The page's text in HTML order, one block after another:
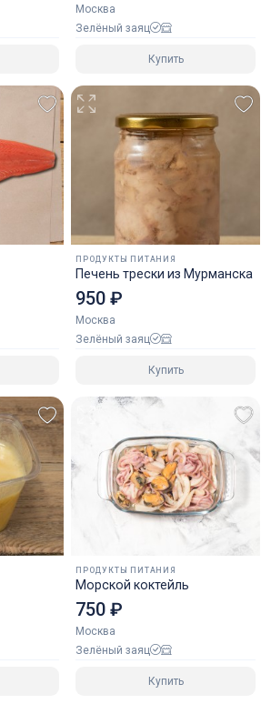
Москва
Зелёный заяц
Купить
ПРОДУКТЫ ПИТАНИЯ
Печень трески из Мурманска
950 ₽
Москва
Зелёный заяц
Купить
ПРОДУКТЫ ПИТАНИЯ
Морской коктейль
750 ₽
Москва
Зелёный заяц
Купить